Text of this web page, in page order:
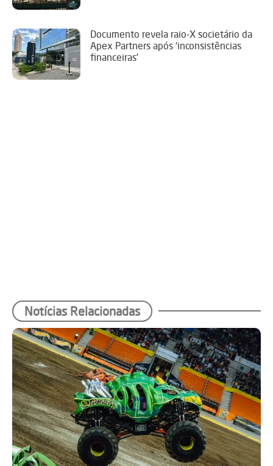
Documento revela raio-X societário da
Apex Partners após ‘inconsistências
financeiras’
Notícias Relacionadas